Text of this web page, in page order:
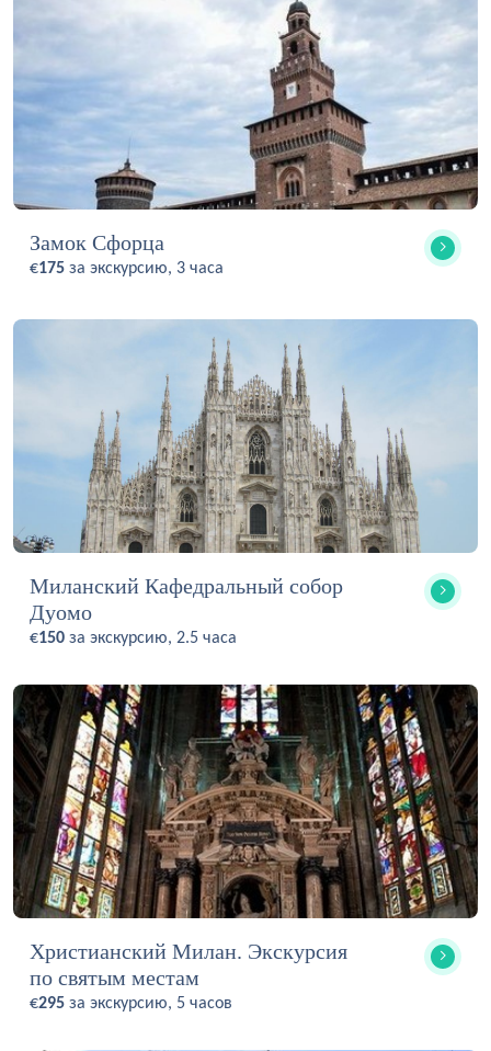
Замок Сфорца
€175 за экскурсию, 3 часа
Миланский Кафедральный собор
Дуомо
€150 за экскурсию, 2.5 часа
Христианский Милан. Экскурсия
по святым местам
€295 за экскурсию, 5 часов